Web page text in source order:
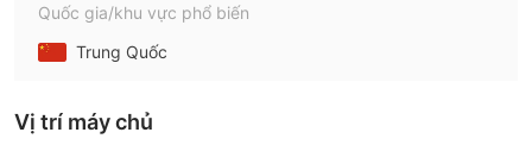
Quốc gia/khu vực phổ biến
Trung Quốc
Vị trí máy chủ